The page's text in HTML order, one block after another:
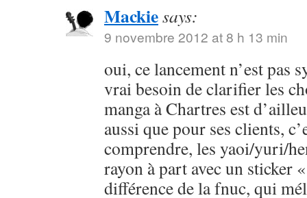
Mackiesays:
9 novembre 2012 at 8 h 13 min
oui, ce lancement n’est pas
vrai besoin de clarifier les
manga à Chartres est
aussi que pour ses clients,
comprendre, les yaoi/yuri/
rayon à part avec un sticker
différence de la fnuc, qui